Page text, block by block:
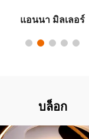
คาร์ลอส กอนซาเลซ
บล็อก